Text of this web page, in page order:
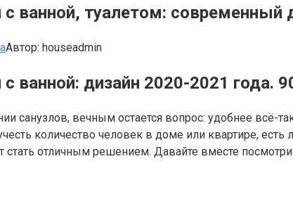
ванной, туалетом: современный
Автор: houseadmin
ванной: дизайн 2020-2021 года.
санузлов, вечным остается вопрос: удобнее
количество человек в доме или квартире,
отличным решением. Давайте вместе